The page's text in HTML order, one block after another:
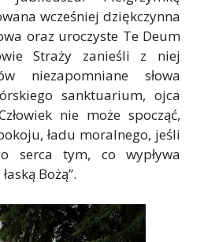
wcześniej dziękczynna
oraz uroczyste Te Deum
Straży zanieśli z niej
niezapomniane słowa
sanktuarium, ojca
nie może spocząć,
ładu moralnego, jeśli
serca tym, co wypływa
Bożą”.